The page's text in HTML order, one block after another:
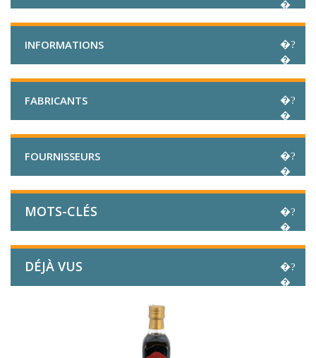
INFORMATIONS
FABRICANTS
FOURNISSEURS
MOTS-CLÉS
DÉJÀ VUS